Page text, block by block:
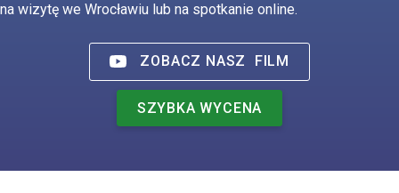
na wizytę we Wrocławiu lub na spotkanie online.
ZOBACZ NASZ FILM
SZYBKA WYCENA